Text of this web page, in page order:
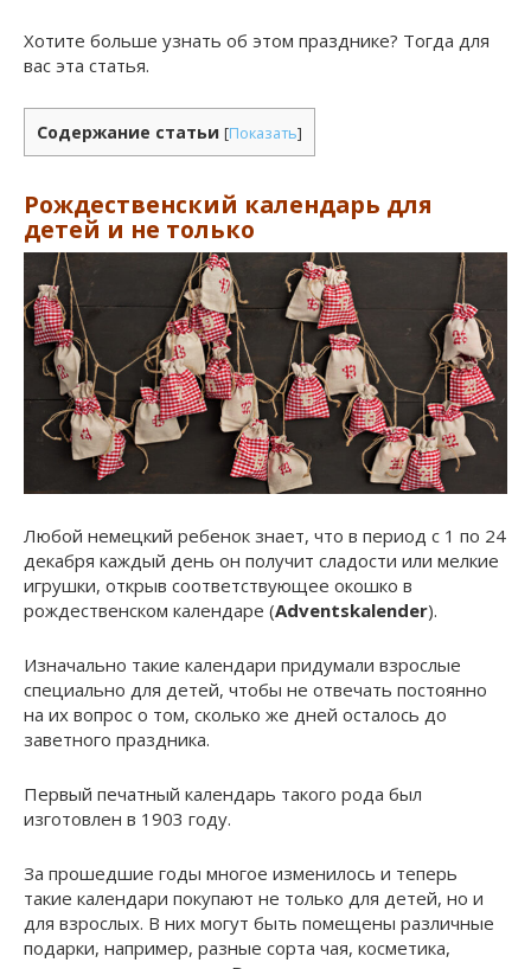
Хотите больше узнать об этом празднике? Тогда для
вас эта статья.
Содержание статьи [Показать]
Рождественский календарь для
детей и не только
Любой немецкий ребенок знает, что в период с 1 по 24
декабря каждый день он получит сладости или мелкие
игрушки, открыв соответствующее окошко в
рождественском календаре (Adventskalender).
Изначально такие календари придумали взрослые
специально для детей, чтобы не отвечать постоянно
на их вопрос о том, сколько же дней осталось до
заветного праздника.
Первый печатный календарь такого рода был
изготовлен в 1903 году.
За прошедшие годы многое изменилось и теперь
такие календари покупают не только для детей, но и
для взрослых. В них могут быть помещены различные
подарки, например, разные сорта чая, косметика,